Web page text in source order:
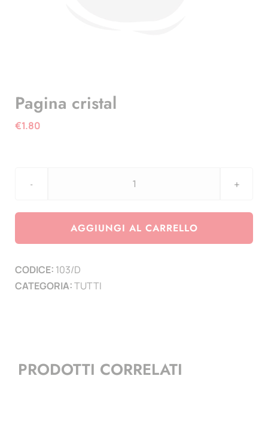
Pagina cristal
€1.80
Pagina
quantità
AGGIUNGI AL CARRELLO
CODICE: 103/D
CATEGORIA:TUTTI
PRODOTTI CORRELATI